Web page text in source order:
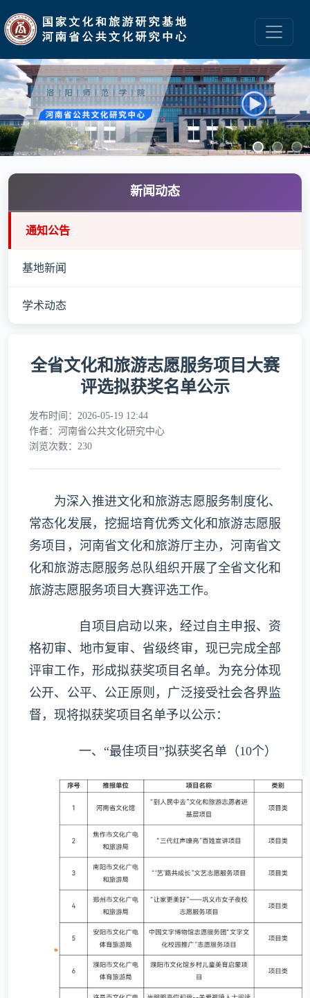
新闻动态
通知公告
基地新闻
学术动态
全省文化和旅游志愿服务项目大赛
评选拟获奖名单公示
发布时间：2026-05-19 12:44
作者：河南省公共文化研究中心
浏览次数：230
为深入推进文化和旅游志愿服务制度化、
常态化发展，挖掘培育优秀文化和旅游志愿服
务项目，河南省文化和旅游厅主办，河南省文
化和旅游志愿服务总队组织开展了全省文化和
旅游志愿服务项目大赛评选工作。
自项目启动以来，经过自主申报、资
格初审、地市复审、省级终审，现已完成全部
评审工作，形成拟获奖项目名单。为充分体现
公开、公平、公正原则，广泛接受社会各界监
督，现将拟获奖项目名单予以公示：
一、“最佳项目”拟获奖名单（10个）